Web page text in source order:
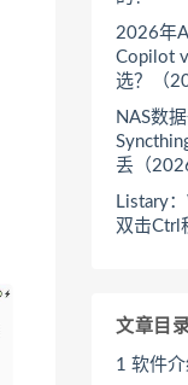
2026年
Copilot
选？（
NAS数
丢（
Listary
双击Ctrl
文章目
1 软件介